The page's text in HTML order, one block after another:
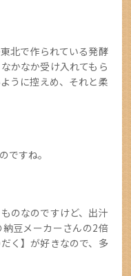
北で作られている発酵
かなか受け入れてもら
うに控えめ、それと柔
すね。
のなのですけど、出汁
豆メーカーさんの2倍
く】が好きなので、多